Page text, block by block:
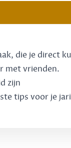
die je direct
met vrienden.
zijn
tips voor je